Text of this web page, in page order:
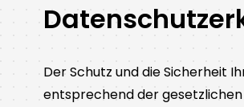
Der Schutz und die Sicherheit
entsprechend der